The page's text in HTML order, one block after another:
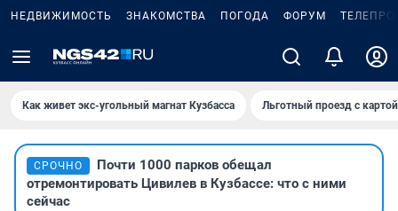
НЕДВИЖИМОСТЬ ЗНАКОМСТВА ПОГОДА ФОРУМ
Как живет экс-угольный магнат Кузбасса Льготный проезд с
СРОЧНО
Почти 1000 парков обещал
отремонтировать Цивилев в Кузбассе: что с ними
сейчас